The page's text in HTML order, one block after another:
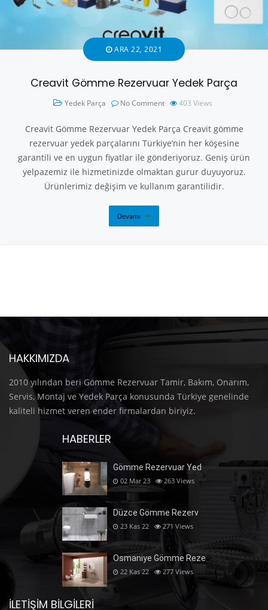
ARA 22, 2021
Creavit Gömme Rezervuar Yedek Parça
Yedek Parça No Comment 403 Views
Creavit Gömme Rezervuar Yedek Parça Creavit gömme
rezervuar yedek parçalarını Türkiye’nin her köşesine
garantili ve en uygun fiyatlar ile gönderiyoruz. Geniş ürün
yelpazemiz ile hizmetinizde olmaktan gurur duyuyoruz.
Ürünlerimiz değişim ve kullanım garantilidir.
Devamı
HAKKIMIZDA
2010 yılından beri Gömme Rezervuar Tamir, Bakım, Onarım,
Servis, Montaj ve Yedek Parça konusunda Türkiye genelinde
kaliteli hizmet veren ender firmalardan biriyiz.
HABERLER
Gömme Rezervuar Yed
02 Mar 23 263 Views
Düzce Gömme Rezerv
23 Kas 22 271 Views
Osmaniye Gömme Reze
22 Kas 22 277 Views
İLETIŞIM BILGILERI